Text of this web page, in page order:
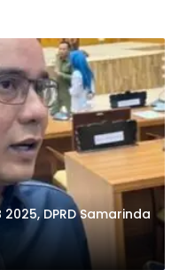
DPRD Samarinda